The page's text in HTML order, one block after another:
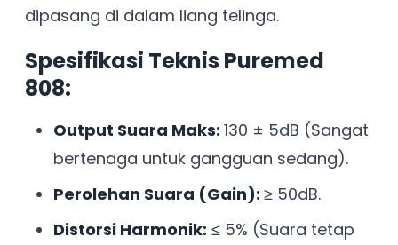
dipasang di dalam liang telinga.
Spesifikasi Teknis Puremed
808:
Output Suara Maks: 130 ± 5dB (Sangat
bertenaga untuk gangguan sedang).
Perolehan Suara (Gain): ≥ 50dB.
Distorsi Harmonik: ≤ 5% (Suara tetap